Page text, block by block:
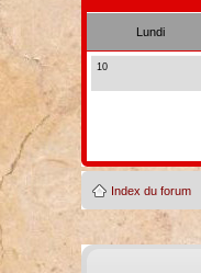
Lundi
10
Index du forum